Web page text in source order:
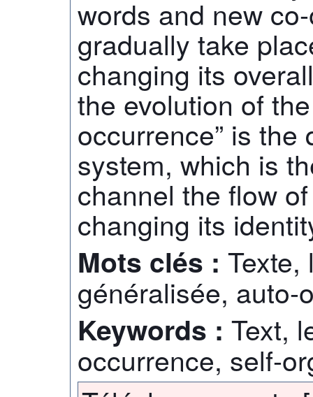
words and new
gradually take
changing its
the evolution of
occurrence” is
system, which is
channel the flow
changing its
Mots clés : Texte,
généralisée, auto-
Keywords : Text,
occurrence, self-